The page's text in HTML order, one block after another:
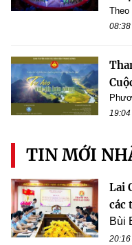
Theo
TIN MỚI
Lai
các
Bùi